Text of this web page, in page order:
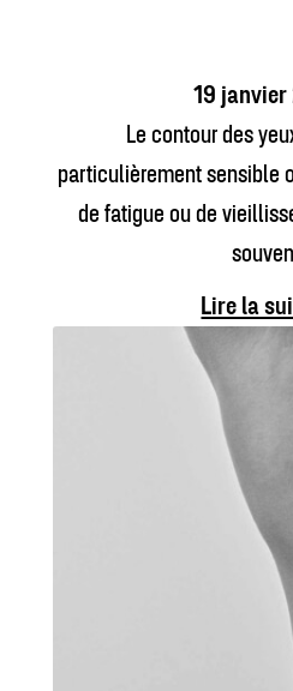
19
Le contour des
particulièrement sensible
de fatigue ou de
Lire la